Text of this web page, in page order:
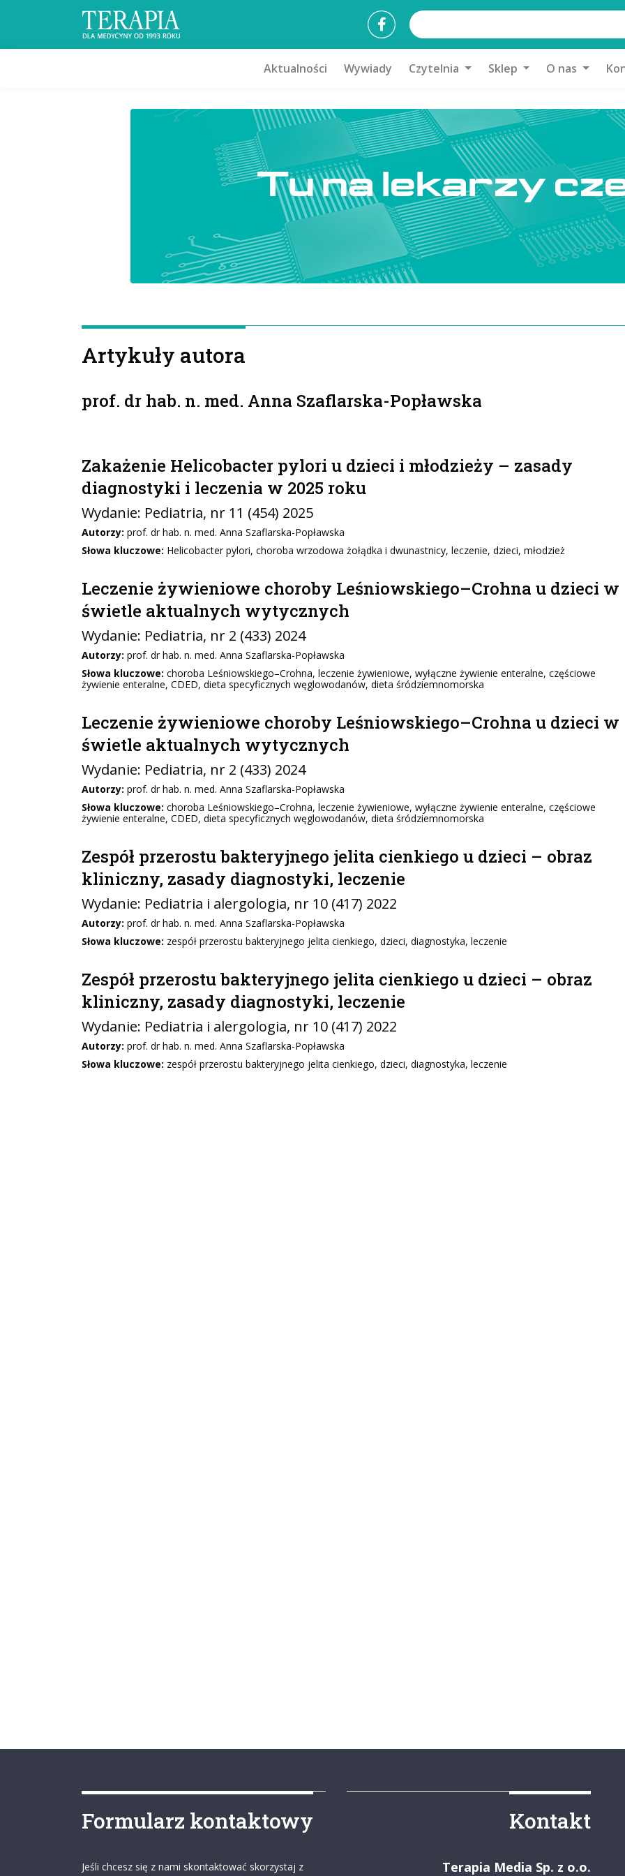
Aktualności Wywiady Czytelnia Sklep O nas
Artykuły autora
prof. dr hab. n. med. Anna Szaflarska-Popławska
Zakażenie Helicobacter pylori u dzieci i młodzieży – zasady
diagnostyki i leczenia w 2025 roku
Wydanie: Pediatria, nr 11 (454) 2025
Autorzy: prof. dr hab. n. med. Anna Szaflarska-Popławska
Słowa kluczowe: Helicobacter pylori, choroba wrzodowa żołądka i dwunastnicy, leczenie, dzieci, młodzież
Leczenie żywieniowe choroby Leśniowskiego–Crohna u dzieci w
świetle aktualnych wytycznych
Wydanie: Pediatria, nr 2 (433) 2024
Autorzy: prof. dr hab. n. med. Anna Szaflarska-Popławska
Słowa kluczowe: choroba Leśniowskiego–Crohna, leczenie żywieniowe, wyłączne żywienie enteralne, częściowe
żywienie enteralne, CDED, dieta specyficznych węglowodanów, dieta śródziemnomorska
Leczenie żywieniowe choroby Leśniowskiego–Crohna u dzieci w
świetle aktualnych wytycznych
Wydanie: Pediatria, nr 2 (433) 2024
Autorzy: prof. dr hab. n. med. Anna Szaflarska-Popławska
Słowa kluczowe: choroba Leśniowskiego–Crohna, leczenie żywieniowe, wyłączne żywienie enteralne, częściowe
żywienie enteralne, CDED, dieta specyficznych węglowodanów, dieta śródziemnomorska
Zespół przerostu bakteryjnego jelita cienkiego u dzieci – obraz
kliniczny, zasady diagnostyki, leczenie
Wydanie: Pediatria i alergologia, nr 10 (417) 2022
Autorzy: prof. dr hab. n. med. Anna Szaflarska-Popławska
Słowa kluczowe: zespół przerostu bakteryjnego jelita cienkiego, dzieci, diagnostyka, leczenie
Zespół przerostu bakteryjnego jelita cienkiego u dzieci – obraz
kliniczny, zasady diagnostyki, leczenie
Wydanie: Pediatria i alergologia, nr 10 (417) 2022
Autorzy: prof. dr hab. n. med. Anna Szaflarska-Popławska
Słowa kluczowe: zespół przerostu bakteryjnego jelita cienkiego, dzieci, diagnostyka, leczenie
Formularz kontaktowy
Jeśli chcesz się z nami skontaktować skorzystaj z
Kontakt
Terapia Media Sp. z o.o.